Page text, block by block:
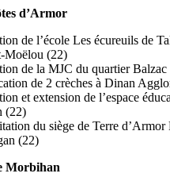
d’Armor
de l’école Les écureuils de
Moëlou (22)
de la MJC du quartier
de 2 crèches à Dinan
et extension de l’espace
(22)
du siège de Terre d’Armor
(22)
Morbihan